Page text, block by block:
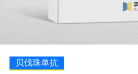
贝伐珠单抗